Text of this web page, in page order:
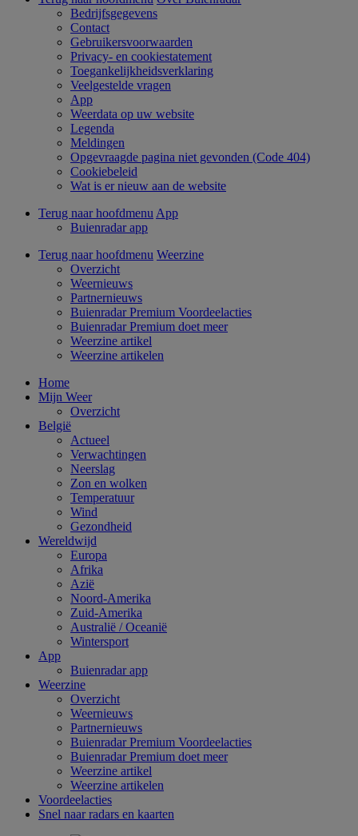
Bedrijfsgegevens
Contact
Gebruikersvoorwaarden
Privacy- en cookiestatement
Toegankelijkheidsverklaring
Veelgestelde vragen
App
Weerdata op uw website
Legenda
Meldingen
Opgevraagde pagina niet gevonden (Code 404)
Cookiebeleid
Wat is er nieuw aan de website
Terug naar hoofdmenu App
Buienradar app
Terug naar hoofdmenu Weerzine
Overzicht
Weernieuws
Partnernieuws
Buienradar Premium Voordeelacties
Buienradar Premium doet meer
Weerzine artikel
Weerzine artikelen
Home
Mijn Weer
Overzicht
België
Actueel
Verwachtingen
Neerslag
Zon en wolken
Temperatuur
Wind
Gezondheid
Wereldwijd
Europa
Afrika
Azië
Noord-Amerika
Zuid-Amerika
Australië / Oceanië
Wintersport
App
Buienradar app
Weerzine
Overzicht
Weernieuws
Partnernieuws
Buienradar Premium Voordeelacties
Buienradar Premium doet meer
Weerzine artikel
Weerzine artikelen
Voordeelacties
Snel naar radars en kaarten